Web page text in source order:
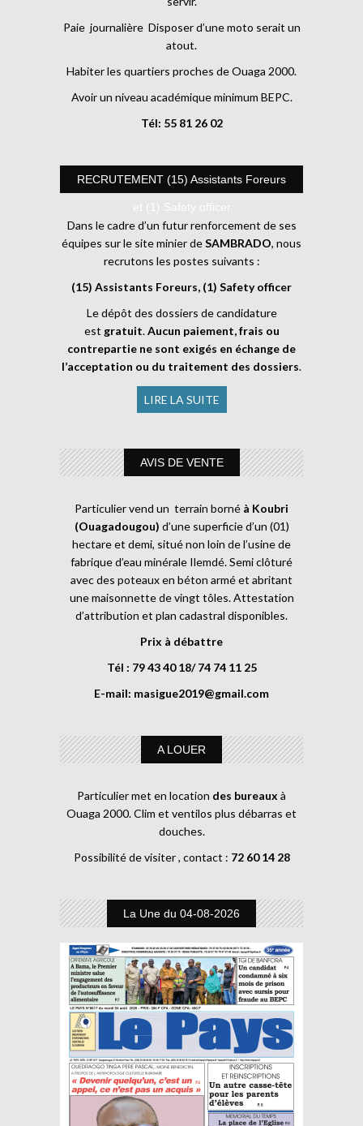
Paie journalière Disposer d’une moto serait un
atout.
Habiter les quartiers proches de Ouaga 2000.
Avoir un niveau académique minimum BEPC.
Tél: 55 81 26 02
RECRUTEMENT (15) Assistants Foreurs
et (1) Safety officer
Dans le cadre d’un futur renforcement de ses
équipes sur le site minier deSAMBRADO, nous
recrutons les postes suivants :
(15) Assistants Foreurs, (1) Safety officer
Le dépôt des dossiers de candidature
est gratuit.Aucun paiement, frais ou
contrepartie ne sont exigés en échange de
l’acceptation ou du traitement des dossiers.
LIRE LA SUITE
AVIS DE VENTE
Particulier vend un terrain borné à Koubri
(Ouagadougou) d’une superficie d’un (01)
hectare et demi, situé non loin de l’usine de
fabrique d’eau minérale Ilemdé. Semi clôturé
avec des poteaux en béton armé et abritant
une maisonnette de vingt tôles. Attestation
d’attribution et plan cadastral disponibles.
Prix à débattre
Tél : 79 43 40 18/ 74 74 11 25
E-mail: masigue2019@gmail.com
A LOUER
Particulier met en location des bureaux à
Ouaga 2000. Clim et ventilos plus débarras et
douches.
Possibilité de visiter , contact : 72 60 14 28
La Une du 04-08-2026